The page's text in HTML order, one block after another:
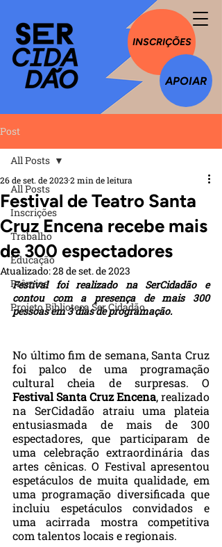
INSCRIÇÕES
APOIAR
Post
All Posts
Inscrições
Trabalho
Educação
Prêmios
Projeto Biblioteca Ser Cidadão
All Posts
Festival de Teatro Santa
Cruz Encena recebe mais
de 300 espectadores
26 de set. de 20232 min de leitura
Atualizado:28 de set. de 2023
Festival foi realizado na SerCidadão e
contou com a presença de mais 300
pessoas em 3 dias de programação.
No último fim de semana, Santa Cruz
foi palco de uma programação
Festival Santa Cruz Encena, realizado
na SerCidadão atraiu uma plateia
entusiasmada de mais de 300
espectadores, que participaram de
uma celebração extraordinária das
artes cênicas. O Festival apresentou
espetáculos de muita qualidade, em
uma programação diversificada que
incluiu espetáculos convidados e
uma acirrada mostra competitiva
com talentos locais e regionais.